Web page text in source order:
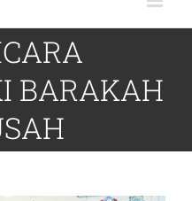
BARAKAH